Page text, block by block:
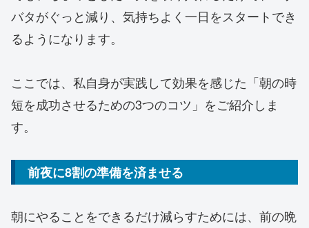
バタがぐっと減り、気持ちよく一日をスタートでき
るようになります。
ここでは、私自身が実践して効果を感じた「朝の時
短を成功させるための3つのコツ」をご紹介しま
す。
前夜に8割の準備を済ませる
朝にやることをできるだけ減らすためには、前の晩